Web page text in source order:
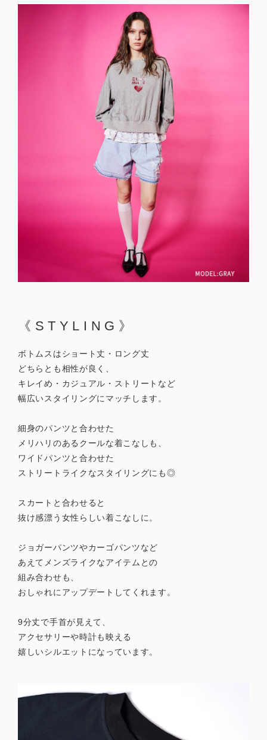
《STYLING》
ボトムスはショート丈・ロング丈
どちらとも相性が良く、
キレイめ・カジュアル・ストリートなど
幅広いスタイリングにマッチします。
細身のパンツと合わせた
メリハリのあるクールな着こなしも、
ワイドパンツと合わせた
ストリートライクなスタイリングにも◎
スカートと合わせると
抜け感漂う女性らしい着こなしに。
ジョガーパンツやカーゴパンツなど
あえてメンズライクなアイテムとの
組み合わせも、
おしゃれにアップデートしてくれます。
9分丈で手首が見えて、
アクセサリーや時計も映える
嬉しいシルエットになっています。